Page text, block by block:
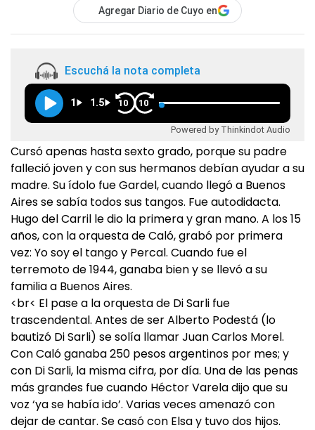
Agregar Diario de Cuyo en
Escuchá la nota completa
1 1.5 10 10
Powered by Thinkindot Audio
Cursó apenas hasta sexto grado, porque su padre
falleció joven y con sus hermanos debían ayudar a su
madre. Su ídolo fue Gardel, cuando llegó a Buenos
Aires se sabía todos sus tangos. Fue autodidacta.
Hugo del Carril le dio la primera y gran mano. A los 15
años, con la orquesta de Caló, grabó por primera
vez: Yo soy el tango y Percal. Cuando fue el
terremoto de 1944, ganaba bien y se llevó a su
familia a Buenos Aires.
<br< El pase a la orquesta de Di Sarli fue
trascendental. Antes de ser Alberto Podestá (lo
bautizó Di Sarli) se solía llamar Juan Carlos Morel.
Con Caló ganaba 250 pesos argentinos por mes; y
con Di Sarli, la misma cifra, por día. Una de las penas
más grandes fue cuando Héctor Varela dijo que su
voz ‘ya se había ido’. Varias veces amenazó con
dejar de cantar. Se casó con Elsa y tuvo dos hijos.